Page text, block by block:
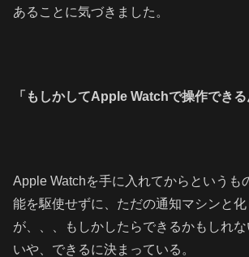
あることに気づきました。
「もしかしてApple Watchで操作でき
Apple Watchを手に入れてからというも
能を駆使せずに、ただの通知マシンと
が、、、もしかしたらできるかもしれな
いや、できるに決まっている。